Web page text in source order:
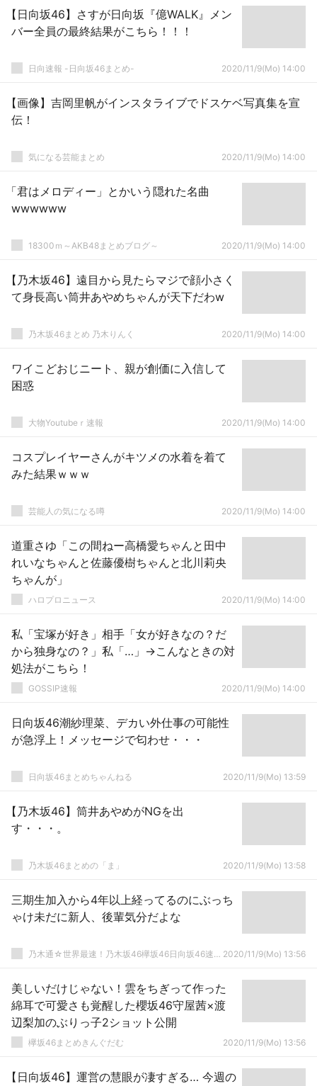
【日向坂46】さすが日向坂『億WALK』メン
バー全員の最終結果がこちら！！！
日向速報 -日向坂46まとめ- 2020/11/9(Mo) 14:00
【画像】吉岡里帆がインスタライブでドスケベ写真集を宣
伝！
気になる芸能まとめ 2020/11/9(Mo) 14:00
「君はメロディー」とかいう隠れた名曲
wwwwww
18300ｍ～AKB48まとめブログ～ 2020/11/9(Mo) 14:00
【乃木坂46】遠目から見たらマジで顔小さく
て身長高い筒井あやめちゃんが天下だわw
乃木坂46まとめ 乃木りんく 2020/11/9(Mo) 14:00
ワイこどおじニート、親が創価に入信して
困惑
大物Youtubeｒ速報 2020/11/9(Mo) 14:00
コスプレイヤーさんがキツメの水着を着て
みた結果ｗｗｗ
芸能人の気になる噂 2020/11/9(Mo) 14:00
道重さゆ「この間ねー高橋愛ちゃんと田中
れいなちゃんと佐藤優樹ちゃんと北川莉央
ちゃんが」
ハロプロニュース 2020/11/9(Mo) 14:00
私「宝塚が好き」相手「女が好きなの？だ
から独身なの？」私「…」→こんなときの対
処法がこちら！
GOSSIP速報 2020/11/9(Mo) 14:00
日向坂46潮紗理菜、デカい外仕事の可能性
が急浮上！メッセージで匂わせ・・・
日向坂46まとめちゃんねる 2020/11/9(Mo) 13:59
【乃木坂46】筒井あやめがNGを出
す・・・。
乃木坂46まとめの「ま」 2020/11/9(Mo) 13:58
三期生加入から4年以上経ってるのにぶっち
ゃけ未だに新人、後輩気分だよな
乃木通☆世界最速！乃木坂46欅坂46日向坂46速報まとめ 2020/11/9(Mo) 13:56
美しいだけじゃない！雲をちぎって作った
綿耳で可愛さも覚醒した櫻坂46守屋茜×渡
辺梨加のぶりっ子2ショット公開
欅坂46まとめきんぐだむ 2020/11/9(Mo) 13:56
【日向坂46】運営の慧眼が凄すぎる… 今週の